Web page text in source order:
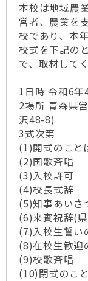
本校は地域農
営者、農業を
校であり、本
校式を下記の
で、取材して
1日時 令和6
2場所 青森県
沢48-8)
3式次第
(1)開式のこと
(2)国歌斉唱
(3)入校許可
(4)校長式辞
(5)知事あいさ
(6)来賓祝辞(
(7)入校生誓い
(8)在校生歓迎
(9)校歌斉唱
(10)閉式のこ